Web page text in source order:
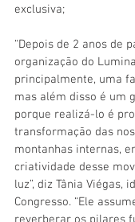
exclusiva;
“Depois de 2 anos de
organização do
principalmente, uma
mas além disso é um
porque realizá-lo é
transformação das
montanhas internas,
criatividade desse
luz”, diz Tânia Viégas,
Congresso. “Ele